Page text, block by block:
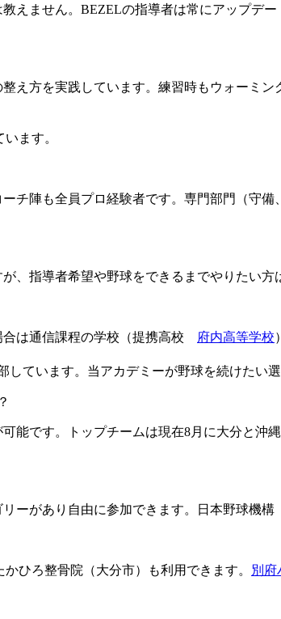
えません。BEZELの指導者は常にアップデ
え方を実践しています。練習時もウォーミ
ます。
チ陣も全員プロ経験者です。専門部門（守
、指導者希望や野球をできるまでやりたい方
は通信課程の学校（提携高校 府内高等学校
ています。当アカデミーが野球を続けたい
能です。トップチームは現在8月に大分と沖
ーがあり自由に参加できます。日本野球機
かひろ整骨院（大分市）も利用できます。
別府